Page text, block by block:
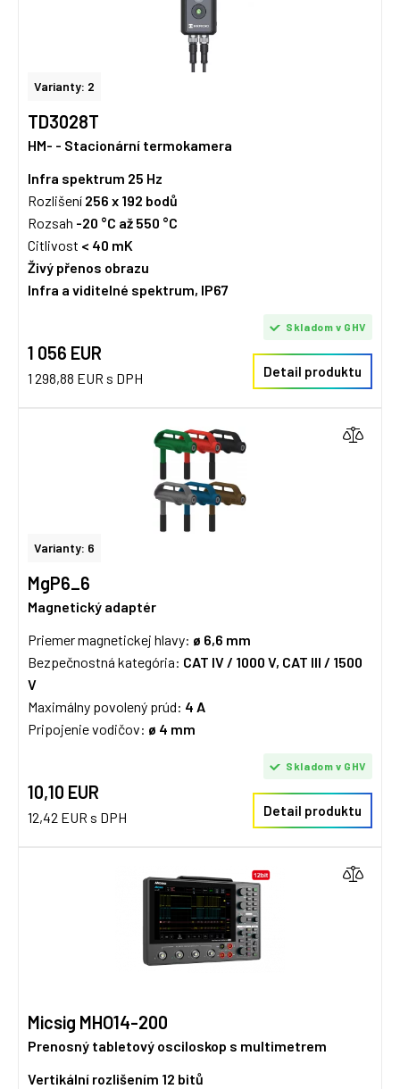
Varianty: 2
TD3028T
HM- - Stacionární termokamera
Infra spektrum 25 Hz
Rozlišení 256 x 192 bodů
Rozsah -20 °C až 550 °C
Citlivost < 40 mK
Živý přenos obrazu
Infra a viditelné spektrum, IP67
1 056 EUR
1 298,88 EUR s DPH
Skladom v GHV
Detail produktu
Varianty: 6
MgP6_6
Magnetický adaptér
Priemer magnetickej hlavy: ø 6,6 mm
Bezpečnostná kategória: CAT IV / 1000 V, CAT III / 1500
V
Maximálny povolený prúd: 4 A
Pripojenie vodičov: ø 4 mm
10,10 EUR
12,42 EUR s DPH
Skladom v GHV
Detail produktu
Micsig MHO14-200
Prenosný tabletový osciloskop s multimetrem
Vertikální rozlišením 12 bitů